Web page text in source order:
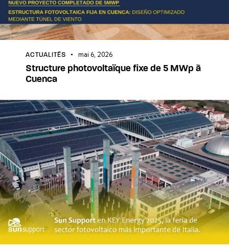
ACTUALITÉS mai 6, 2026
Structure photovoltaïque fixe de 5 MWp à
Cuenca